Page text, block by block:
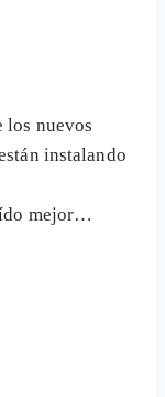
los nuevos
instalando
mejor…